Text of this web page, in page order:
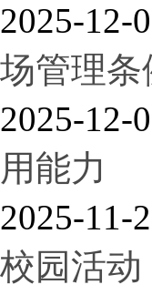
2025-12-
场管理
2025-12-
用能力
2025-11-
校园活动